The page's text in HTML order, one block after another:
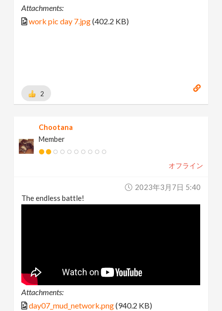
Attachments:
work pic day 7.jpg(402.2 KB)
2
Chootana
Member
オフライン
2023年3月7日 5:40
The endless battle!
Attachments:
day07_mud_network.png(940.2 KB)